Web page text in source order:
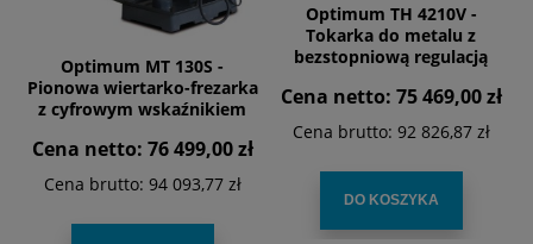
Optimum MT 130S -
Pionowa wiertarko-frezarka
z cyfrowym wskaźnikiem
Cena netto: 76 499,00 zł
Cena brutto: 94 093,77 zł
Optimum TH 4210V -
Tokarka do metalu z
bezstopniową regulacją
Cena netto: 75 469,00 zł
Cena brutto: 92 826,87 zł
DO KOSZYKA